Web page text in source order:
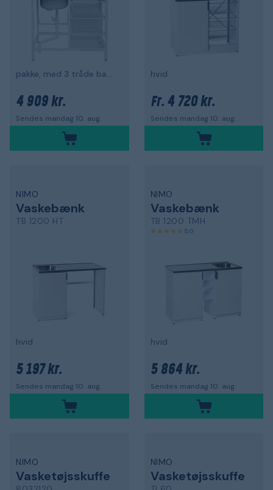
pakke, med 3 tråde bagsider
4 909 kr.
Sendes mandag 10. aug.
hvid
Fr. 4 720 kr.
Sendes mandag 10. aug.
NIMO
Vaskebænk
TB 1200 HT
hvid
5 197 kr.
Sendes mandag 10. aug.
NIMO
Vaskebænk
TB 1200 TMH
5,0
hvid
5 864 kr.
Sendes mandag 10. aug.
NIMO
Vasketøjsskuffe
NIMO
Vasketøjsskuffe